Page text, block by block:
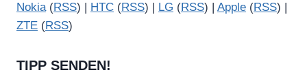
Nokia(RSS) | HTC (RSS) | LG (RSS) | Apple (RSS) |
ZTE (RSS)
TIPP SENDEN!